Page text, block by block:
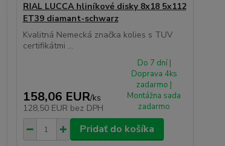
RIAL LUCCA hliníkové disky 8x18 5x112
ET39 diamant-schwarz
Kvalitná Nemecká značka kolies s TUV
certifikátmi ...
158,06 EUR/ks
128,50 EUR bez DPH
Do 7 dní |
Doprava 4ks
zadarmo |
Montážna sada
zadarmo
Pridať do košíka